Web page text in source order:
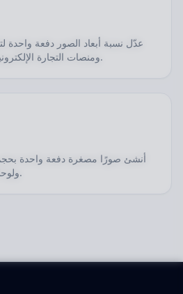
عدّل نسبة أبعاد الصور دفعة واحدة
ومنصات التجارة الإلكترونية وصور الأغلفة والمحتوى.
أنشئ صورًا مصغرة دفعة واحدة
ولوحات الإدارة ومعاينات المواد.